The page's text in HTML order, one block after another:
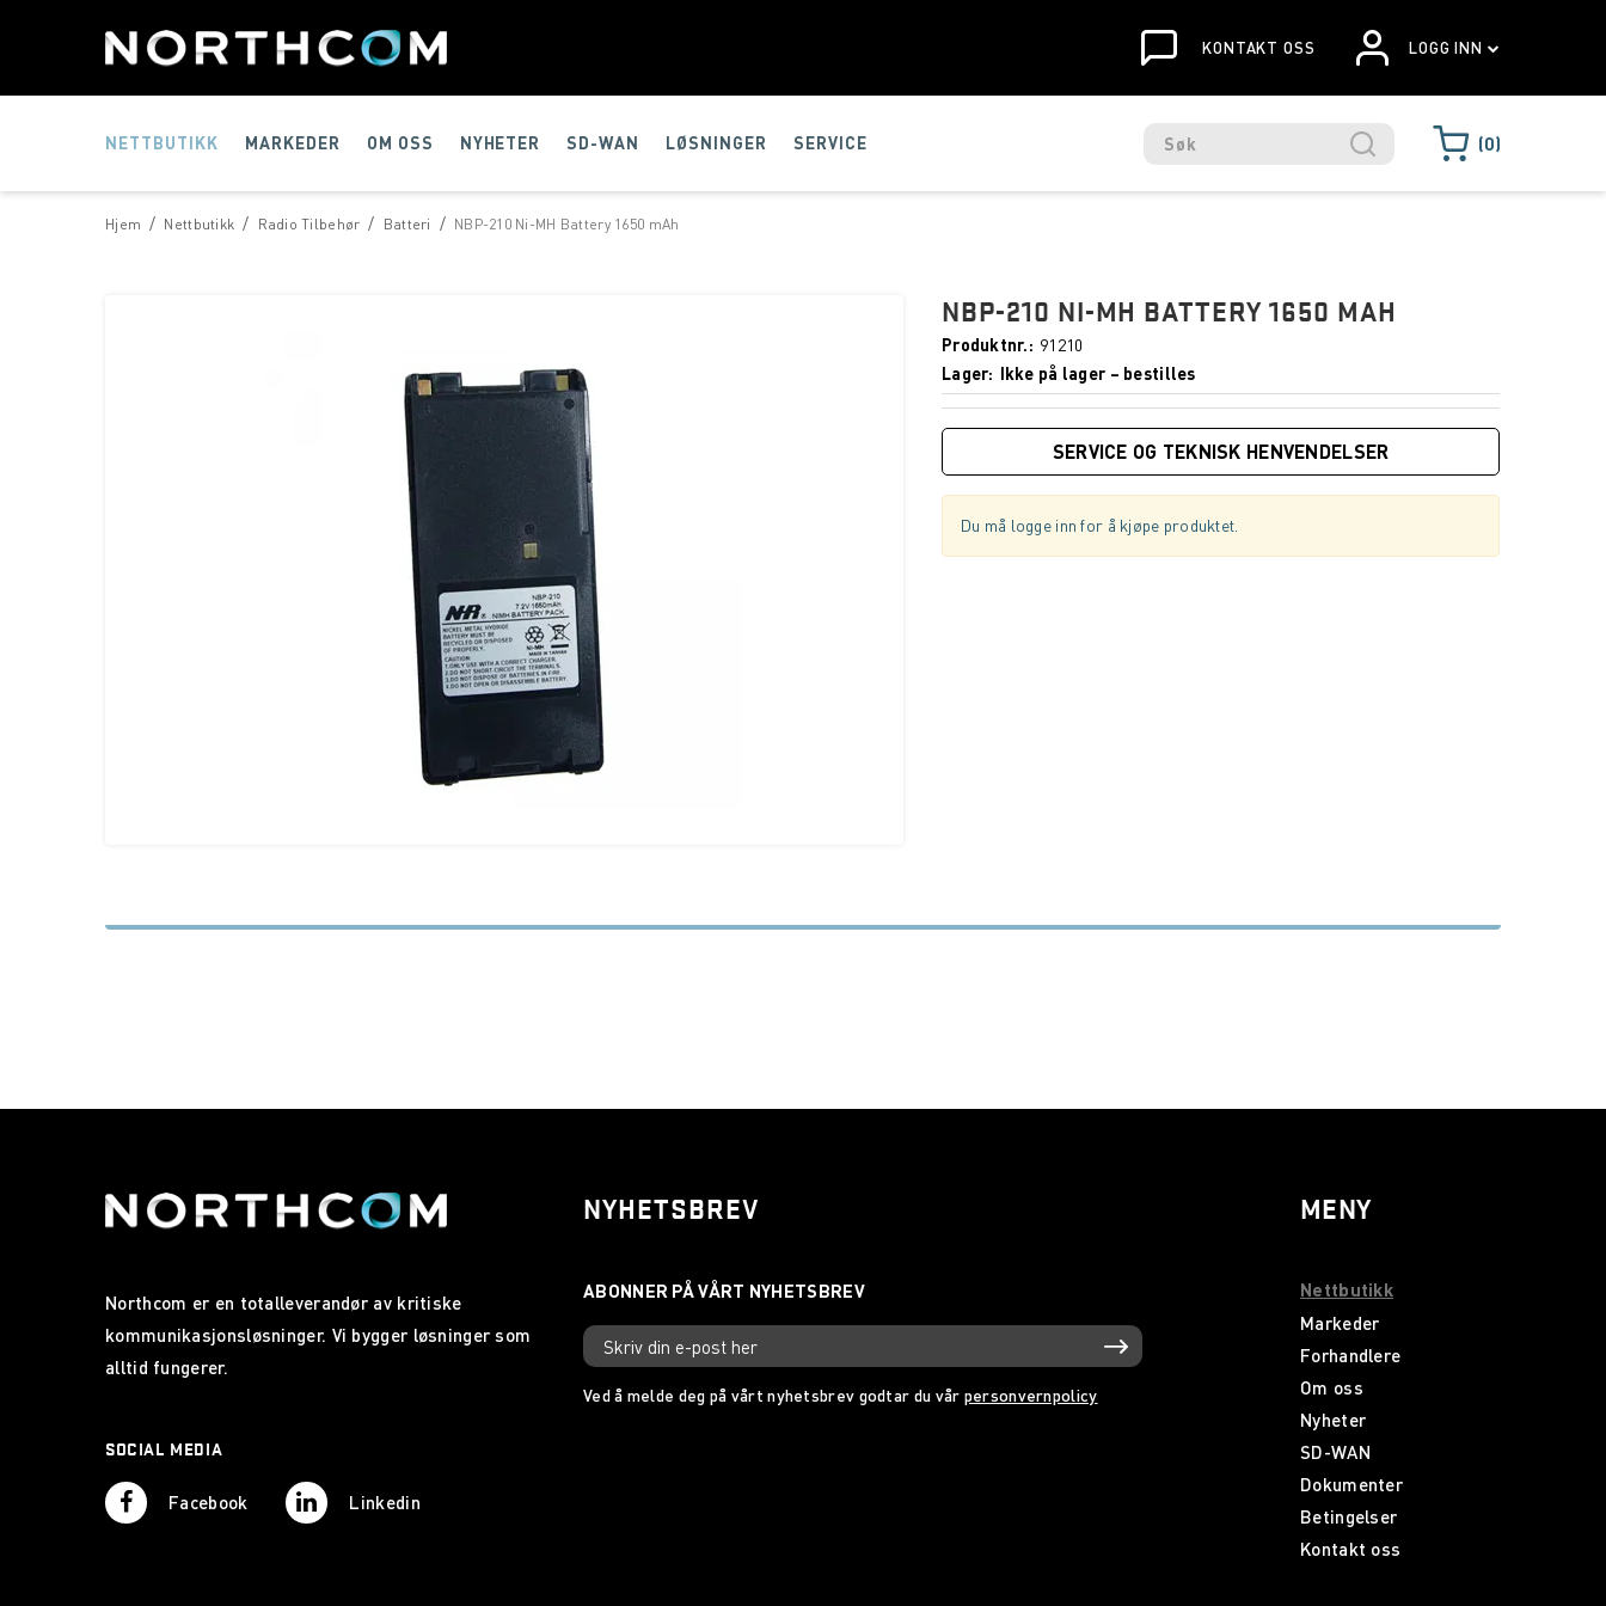
KONTAKT OSS LOGG INN
NETTBUTIKK MARKEDER OM OSS NYHETER SD-WAN LØSNINGER SERVICE 0
/
Hjem /
Nettbutikk /
Radio Tilbehør /
Batteri NBP-210 Ni-MH Battery 1650 mAh
NBP-210 NI-MH BATTERY 1650 MAH
Produktnr.
91210
Lager
Ikke på lager – bestilles
SERVICE OG TEKNISK HENVENDELSER
Du må logge inn for å kjøpe produktet.
Northcom er en totalleverandør av kritiske
kommunikasjonsløsninger. Vi bygger løsninger som
alltid fungerer.
SOCIAL MEDIA
Facebook Linkedin
NYHETSBREV
Ved å melde deg på vårt nyhetsbrev godtar du vår personvernpolicy
MENY
Nettbutikk
Markeder
Forhandlere
Om oss
Nyheter
SD-WAN
Dokumenter
Betingelser
Kontakt oss